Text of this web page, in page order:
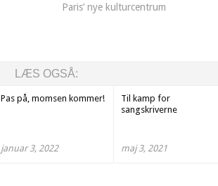
Paris’ nye kulturcentrum
LÆS OGSÅ:
Pas på, momsen kommer!
januar 3, 2022
Til kamp for
sangskriverne
maj 3, 2021